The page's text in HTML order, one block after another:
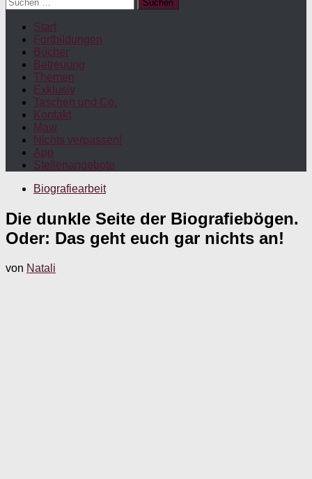
nach:
Start
Fortbildungen
Bücher
Betreuung
Themen
Exklusiv
Taschen und Co.
Kontakt
Maw
Nichts verpassen!
App
Stellenangebote
Biografiearbeit
Die dunkle Seite der Biografiebögen.
Oder: Das geht euch gar nichts an!
von Natali